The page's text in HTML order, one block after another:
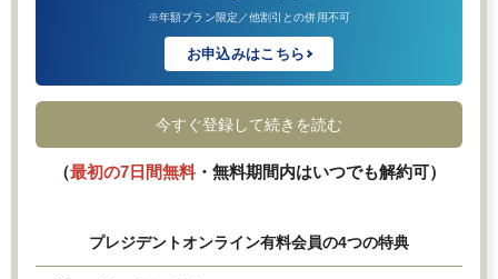
※年額プラン限定／他割引との併用不可
お申込みはこちら
今すぐ登録して続きを読む
（最初の7日間無料・無料期間内はいつでも解約可）
プレジデントオンライン有料会員の4つの特典